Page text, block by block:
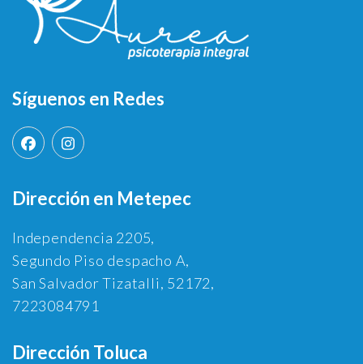
Síguenos en Redes
Dirección en Metepec
Independencia 2205,
Segundo Piso despacho A,
San Salvador Tizatalli, 52172,
7223084791
Dirección Toluca